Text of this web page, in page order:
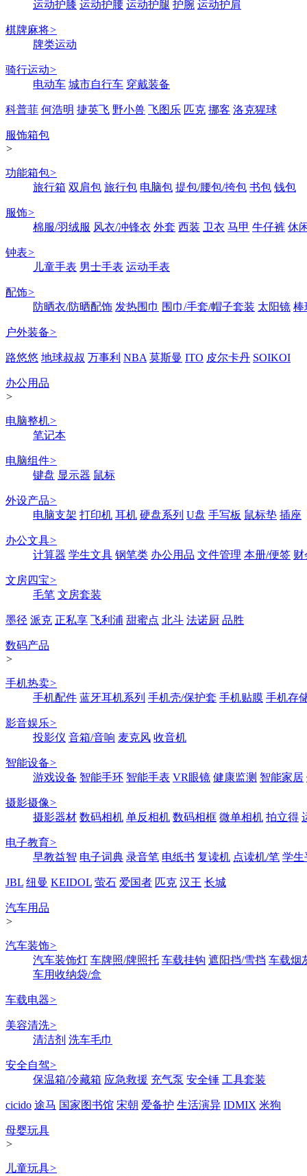
运动护膝 运动护腰 运动护腿 护腕 运动护肩
棋牌麻将>
牌类运动
骑行运动>
电动车 城市自行车 穿戴装备
科普菲 何浩明 捷英飞 野小兽 飞图乐 匹克 挪客 洛克猩球
服饰箱包
>
功能箱包>
旅行箱 双肩包 旅行包 电脑包 提包/腰包/挎包 书包 钱包
服饰>
棉服/羽绒服 风衣/冲锋衣 外套 西装 卫衣 马甲 牛仔裤 休
钟表>
儿童手表 男士手表 运动手表
配饰>
防晒衣/防晒配饰 发热围巾 围巾/手套/帽子套装 太阳镜 棒
户外装备>
路悠悠 地球叔叔 万事利 NBA 莫斯曼 ITO 皮尔卡丹 SOIKOI
办公用品
>
电脑整机>
笔记本
电脑组件>
键盘 显示器 鼠标
外设产品>
电脑支架 打印机 耳机 硬盘系列 U盘 手写板 鼠标垫 插座
办公文具>
计算器 学生文具 钢笔类 办公用品 文件管理 本册/便签 财
文房四宝>
毛笔 文房套装
墨径 派克 正私享 飞利浦 甜蜜点 北斗 法诺厨 品胜
数码产品
>
手机热卖>
手机配件 蓝牙耳机系列 手机壳/保护套 手机贴膜 手机存
影音娱乐>
投影仪 音箱/音响 麦克风 收音机
智能设备>
游戏设备 智能手环 智能手表 VR眼镜 健康监测 智能家居
摄影摄像>
摄影器材 数码相机 单反相机 数码相框 微单相机 拍立得
电子教育>
早教益智 电子词典 录音笔 电纸书 复读机 点读机/笔 学生
JBL 纽曼 KEIDOL 萤石 爱国者 匹克 汉王 长城
汽车用品
>
汽车装饰>
汽车装饰灯 车牌照/牌照托 车载挂钩 遮阳挡/雪挡 车载烟
车用收纳袋/盒
车载电器>
美容清洗>
清洁剂 洗车毛巾
安全自驾>
保温箱/冷藏箱 应急救援 充气泵 安全锤 工具套装
cicido 途马 国家图书馆 宋朝 爱备护 生活演异 IDMIX 米狗
母婴玩具
>
儿童玩具>